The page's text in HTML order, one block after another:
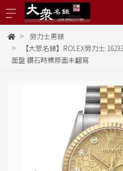
勞力士男錶
【大眾名錶】ROLEX勞力士
面盤 鑽石時標原面未翻寫